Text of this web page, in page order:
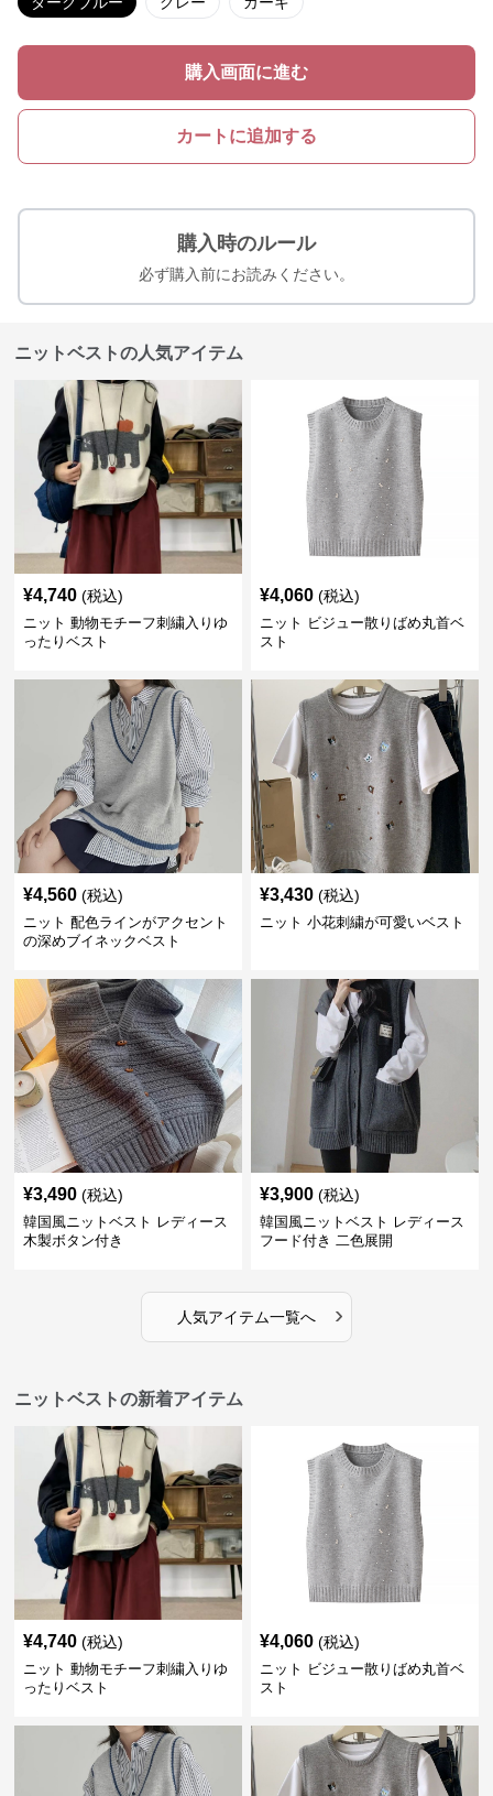
購入画面に進む
カートに追加する
購入時のルール
必ず購入前にお読みください。
ニットベストの人気アイテム
¥4,740 (税込)
ニット 動物モチーフ刺繍入りゆ
ったりベスト
¥4,060 (税込)
ニット ビジュー散りばめ丸首ベ
スト
¥4,560 (税込)
ニット 配色ラインがアクセント
の深めブイネックベスト
¥3,430 (税込)
ニット 小花刺繍が可愛いベスト
¥3,490 (税込)
韓国風ニットベスト レディース
木製ボタン付き
¥3,900 (税込)
韓国風ニットベスト レディース
フード付き 二色展開
人気アイテム一覧へ ›
ニットベストの新着アイテム
¥4,740 (税込)
ニット 動物モチーフ刺繍入りゆ
ったりベスト
¥4,060 (税込)
ニット ビジュー散りばめ丸首ベ
スト